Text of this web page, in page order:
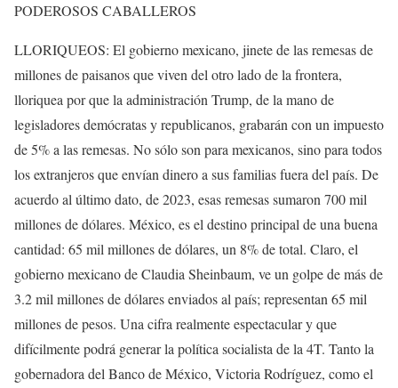
PODEROSOS CABALLEROS
LLORIQUEOS: El gobierno mexicano, jinete de las remesas de
millones de paisanos que viven del otro lado de la frontera,
lloriquea por que la administración Trump, de la mano de
legisladores demócratas y republicanos, grabarán con un impuesto
de 5% a las remesas. No sólo son para mexicanos, sino para todos
los extranjeros que envían dinero a sus familias fuera del país. De
acuerdo al último dato, de 2023, esas remesas sumaron 700 mil
millones de dólares. México, es el destino principal de una buena
cantidad: 65 mil millones de dólares, un 8% de total. Claro, el
gobierno mexicano de Claudia Sheinbaum, ve un golpe de más de
3.2 mil millones de dólares enviados al país; representan 65 mil
millones de pesos. Una cifra realmente espectacular y que
difícilmente podrá generar la política socialista de la 4T. Tanto la
gobernadora del Banco de México, Victoria Rodríguez, como el